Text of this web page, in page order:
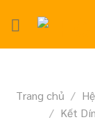
Trang chủ /
/ Kết